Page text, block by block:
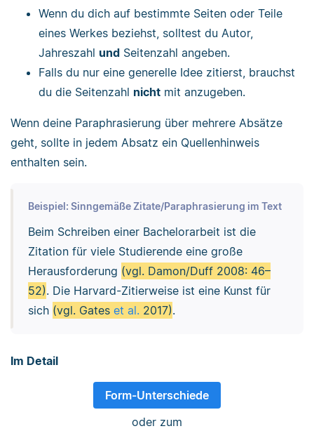
Wenn du dich auf bestimmte Seiten oder Teile
eines Werkes beziehst, solltest du Autor,
Jahreszahl und Seitenzahl angeben.
Falls du nur eine generelle Idee zitierst, brauchst
du die Seitenzahl nicht mit anzugeben.
Wenn deine Paraphrasierung über mehrere Absätze
geht, sollte in jedem Absatz ein Quellenhinweis
enthalten sein.
Beispiel: Sinngemäße Zitate/Paraphrasierung im Text
Beim Schreiben einer Bachelorarbeit ist die
Zitation für viele Studierende eine große
Herausforderung (vgl. Damon/Duff 2008: 46–
52). Die Harvard-Zitierweise ist eine Kunst für
sich (vgl. Gates et al. 2017).
Im Detail
Form-Unterschiede
oder zum